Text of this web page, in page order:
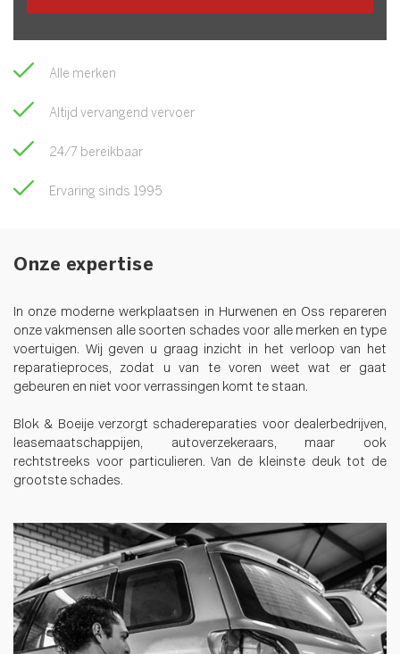
Alle merken
Altijd vervangend vervoer
24/7 bereikbaar
Ervaring sinds 1995
Onze expertise
In onze moderne werkplaatsen in Hurwenen en Oss repareren
onze vakmensen alle soorten schades voor alle merken en type
voertuigen. Wij geven u graag inzicht in het verloop van het
reparatieproces, zodat u van te voren weet wat er gaat
gebeuren en niet voor verrassingen komt te staan.
Blok & Boeije verzorgt schadereparaties voor dealerbedrijven,
leasemaatschappijen, autoverzekeraars, maar ook
rechtstreeks voor particulieren. Van de kleinste deuk tot de
grootste schades.